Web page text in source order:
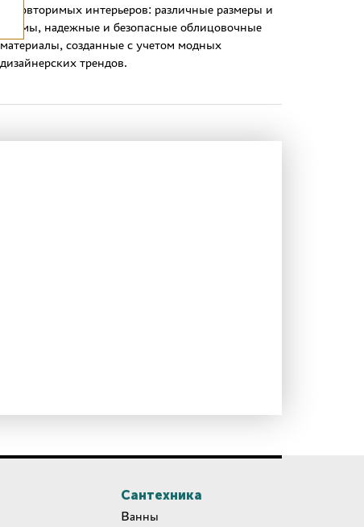
неповторимых интерьеров: различные размеры и
формы, надежные и безопасные облицовочные
материалы, созданные с учетом модных
дизайнерских трендов.
Сантехника
Ванны